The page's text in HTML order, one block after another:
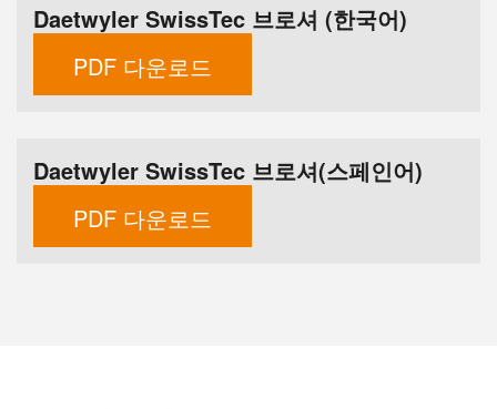
Daetwyler SwissTec 브로셔 (한국어)
PDF 다운로드
Daetwyler SwissTec 브로셔(스페인어)
PDF 다운로드